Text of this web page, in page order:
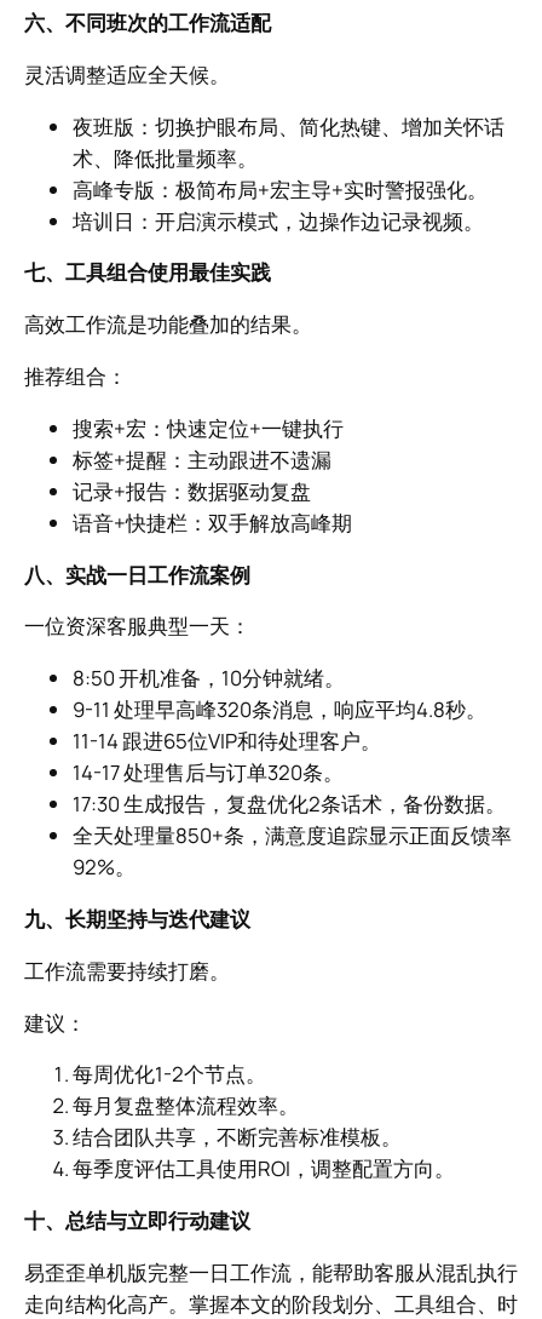
六、不同班次的工作流适配
灵活调整适应全天候。
夜班版：切换护眼布局、简化热键、增加关怀话
术、降低批量频率。
高峰专版：极简布局+宏主导+实时警报强化。
培训日：开启演示模式，边操作边记录视频。
七、工具组合使用最佳实践
高效工作流是功能叠加的结果。
推荐组合：
搜索+宏：快速定位+一键执行
标签+提醒：主动跟进不遗漏
记录+报告：数据驱动复盘
语音+快捷栏：双手解放高峰期
八、实战一日工作流案例
一位资深客服典型一天：
8:50 开机准备，10分钟就绪。
9-11 处理早高峰320条消息，响应平均4.8秒。
11-14 跟进65位VIP和待处理客户。
14-17 处理售后与订单320条。
17:30 生成报告，复盘优化2条话术，备份数据。
全天处理量850+条，满意度追踪显示正面反馈率
92%。
九、长期坚持与迭代建议
工作流需要持续打磨。
建议：
每周优化1-2个节点。
每月复盘整体流程效率。
结合团队共享，不断完善标准模板。
每季度评估工具使用ROI，调整配置方向。
十、总结与立即行动建议
易歪歪单机版完整一日工作流，能帮助客服从混乱执行
走向结构化高产。掌握本文的阶段划分、工具组合、时